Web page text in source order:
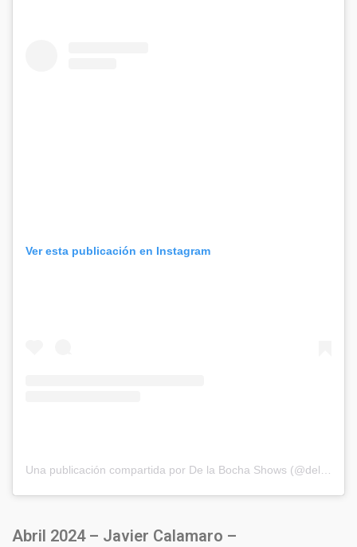
Ver esta publicación en Instagram
Una publicación compartida por De la Bocha Shows (@delabochaproducciones)
Abril 2024 – Javier Calamaro –